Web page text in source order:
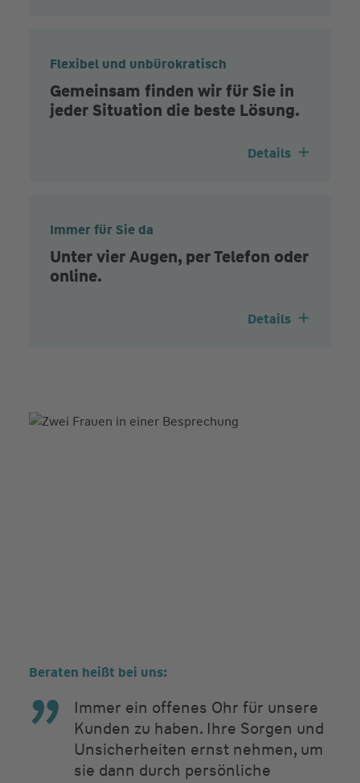
Flexibel und unbürokratisch
Gemeinsam finden wir für Sie in
jeder Situation die beste Lösung.
Details
Immer für Sie da
Unter vier Augen, per Telefon oder
online.
Details
Beraten heißt bei uns:
Immer ein offenes Ohr für unsere
Kunden zu haben. Ihre Sorgen und
Unsicherheiten ernst nehmen, um
sie dann durch persönliche